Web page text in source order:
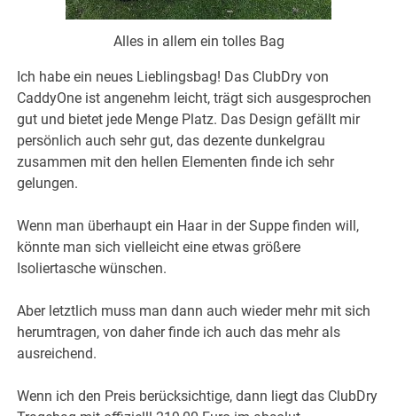
Alles in allem ein tolles Bag
Ich habe ein neues Lieblingsbag! Das ClubDry von
CaddyOne ist angenehm leicht, trägt sich ausgesprochen
gut und bietet jede Menge Platz. Das Design gefällt mir
persönlich auch sehr gut, das dezente dunkelgrau
zusammen mit den hellen Elementen finde ich sehr
gelungen.
Wenn man überhaupt ein Haar in der Suppe finden will,
könnte man sich vielleicht eine etwas größere
Isoliertasche wünschen.
Aber letztlich muss man dann auch wieder mehr mit sich
herumtragen, von daher finde ich auch das mehr als
ausreichend.
Wenn ich den Preis berücksichtige, dann liegt das ClubDry